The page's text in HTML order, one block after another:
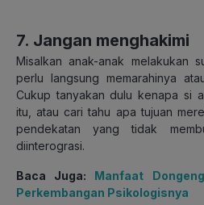
7. Jangan menghakimi
Misalkan anak-anak melakukan
perlu langsung memarahinya
Cukup tanyakan dulu kenapa si
itu, atau cari tahu apa tujuan
pendekatan yang tidak
diinterograsi.
Baca Juga: Manfaat
Perkembangan Psikologisnya